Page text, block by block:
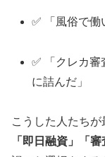
✅ 「風俗で働
✅ 「クレカ
に詰んだ」
こうした人たちが
「即日融資」「審